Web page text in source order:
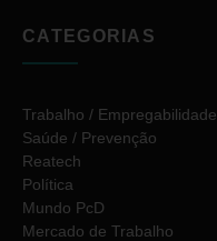
CATEGORIAS
Trabalho / Empregabilidade
Saúde / Prevenção
Reatech
Política
Mundo PcD
Mercado de Trabalho